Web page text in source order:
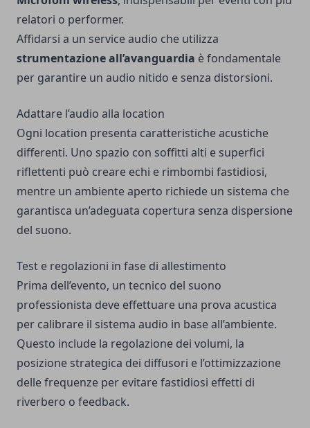
relatori o performer.
Affidarsi a un service audio che utilizza
strumentazione all’avanguardia è fondamentale
per garantire un audio nitido e senza distorsioni.
Adattare l’audio alla location
Ogni location presenta caratteristiche acustiche
differenti. Uno spazio con soffitti alti e superfici
riflettenti può creare echi e rimbombi fastidiosi,
mentre un ambiente aperto richiede un sistema che
garantisca un’adeguata copertura senza dispersione
del suono.
Test e regolazioni in fase di allestimento
Prima dell’evento, un tecnico del suono
professionista deve effettuare una prova acustica
per calibrare il sistema audio in base all’ambiente.
Questo include la regolazione dei volumi, la
posizione strategica dei diffusori e l’ottimizzazione
delle frequenze per evitare fastidiosi effetti di
riverbero o feedback.